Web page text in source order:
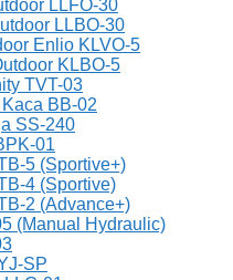
LLFO-30
LLBO-30
Enlio KLVO-5
KLBO-5
TVT-03
BB-02
SS-240
01
5 (Sportive+)
4 (Sportive)
2 (Advance+)
(Manual Hydraulic)
SP